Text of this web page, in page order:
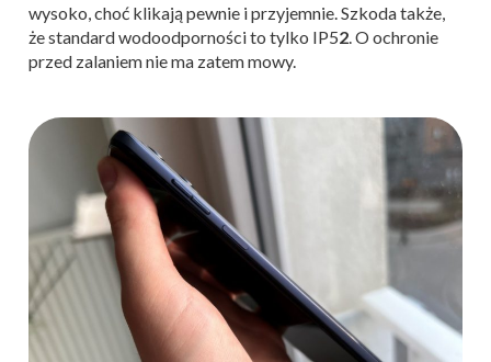
wysoko, choć klikają pewnie i przyjemnie. Szkoda także,
że standard wodoodporności to tylko IP52. O ochronie
przed zalaniem nie ma zatem mowy.